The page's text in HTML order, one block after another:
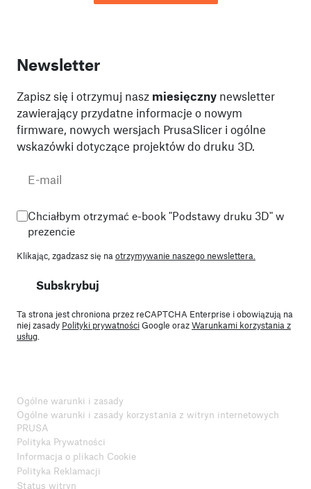
Newsletter
Zapisz się i otrzymuj nasz miesięczny newsletter
zawierający przydatne informacje o nowym
firmware, nowych wersjach PrusaSlicer i ogólne
wskazówki dotyczące projektów do druku 3D.
Chciałbym otrzymać e-book "Podstawy druku 3D" w
prezencie
Klikając, zgadzasz się na otrzymywanie naszego newslettera.
Subskrybuj
Ta strona jest chroniona przez reCAPTCHA Enterprise i obowiązują na
niej zasady Polityki prywatnościGoogle orazWarunkami korzystania z
usług
Ogólne warunki i zasady
Ogólne warunki i zasady korzystania z witryn internetowych
PRUSA
Polityka Prywatności
Informacja o plikach Cookie
Polityka Reklamacji
Status witryn